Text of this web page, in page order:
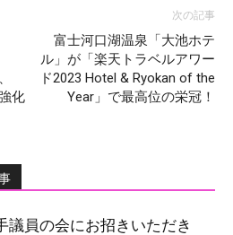
化
次の記事
富士河口湖温泉「大池ホテ
ル」が「楽天トラベルアワー
ド2023 Hotel & Ryokan of the
Year」で最高位の栄冠！
議員の会にお招きいただき